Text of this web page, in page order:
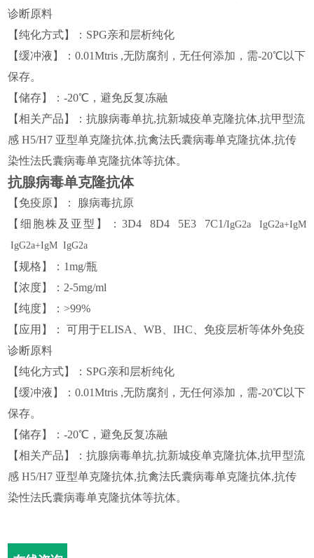
诊断原料
【纯化方式】 ： SPG亲和层析纯化
【缓冲液 】 ：0.01Mtris ,无防腐剂，无任何添加，需-20℃ 以下
保存。
【储存】 ：-20℃，避免反复冻融
【相关产品 】 ：抗腺病毒单抗,抗新城疫单克隆抗体,抗甲型流
感H5/H7 亚型单克隆抗体,抗禽法氏囊病毒单克隆抗体,抗传
染性法氏囊病毒单克隆抗体等抗体。
抗腺病毒单克隆抗体
【免疫原】 ：
腺病毒抗原
【细胞株 及亚型 】 ： 3D4 8D4 5E3 7C1/IgG2a IgG2a+IgM
IgG2a+IgM IgG2a
【规格 】 ： 1mg/瓶
【浓度】 ： 2-5mg/ml
【纯度】 ：>99%
【 应用 】 ： 可用于ELISA、WB、IHC、免疫层析等体外免疫
诊断原料
【纯化方式】 ： SPG亲和层析纯化
【缓冲液 】 ：0.01Mtris ,无防腐剂，无任何添加，需-20℃ 以下
保存。
【储存】 ：-20℃，避免反复冻融
【相关产品 】 ：抗腺病毒单抗,抗新城疫单克隆抗体,抗甲型流
感H5/H7 亚型单克隆抗体,抗禽法氏囊病毒单克隆抗体,抗传
染性法氏囊病毒单克隆抗体等抗体。